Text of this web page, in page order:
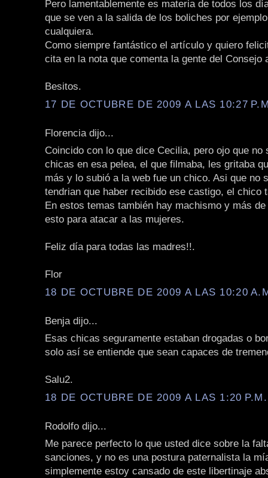
Pero lamentablemente es materia de todos los
que se ven a la salida de los boliches por
cualquiera.
Como siempre fantástico el artículo y quiero
cita en la nota que comenta la gente del Consejo
Besitos.
17 DE OCTUBRE DE 2009 A LAS 10:27
Florencia dijo...
Coincido con lo que dice Cecilia, pero ojo que no
chicas en esa pelea, el que filmaba, les gritaba
más y lo subió a la web fue un chico. Asi que no
tendrian que haber recibido ese castigo, el chico
En estos temas también hay machismo y más
esto para atacar a las mujeres.
Feliz día para todas las madres!!.
Flor
18 DE OCTUBRE DE 2009 A LAS 10:20
Benja dijo...
Esas chicas seguramente estaban drogadas o
solo así se entiende que sean capaces de
Salu2.
18 DE OCTUBRE DE 2009 A LAS 1:20 P.M.
Rodolfo dijo...
Me parece perfecto lo que usted dice sobre la
sanciones, y no es una postura paternalista la
simplemente estoy cansado de este libertinaje